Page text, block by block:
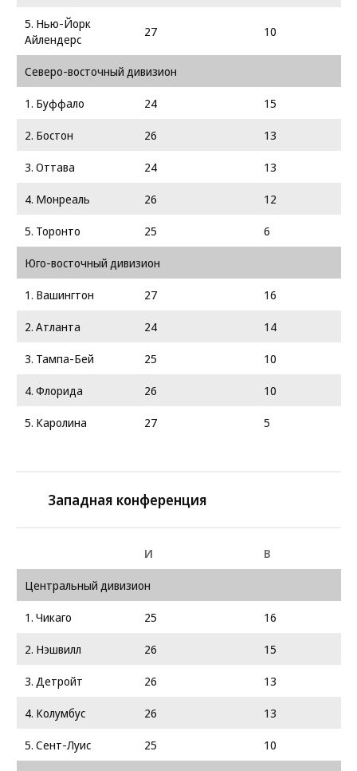
5. Нью-Йорк
Айлендерс
27 10
Северо-восточный дивизион
1. Буффало
24
15
2. Бостон
26
13
3. Оттава
24
13
4. Монреаль
26
12
5. Торонто
25
6
Юго-восточный дивизион
1. Вашингтон
27
16
2. Атланта
24
14
3. Тампа-Бей
25
10
4. Флорида
26
10
5. Каролина
27 5
Западная конференция
И
В
Центральный дивизион
1. Чикаго
25
16
2. Нэшвилл
26
15
3. Детройт
26
13
4. Колумбус
26
13
5. Сент-Луис
25
10